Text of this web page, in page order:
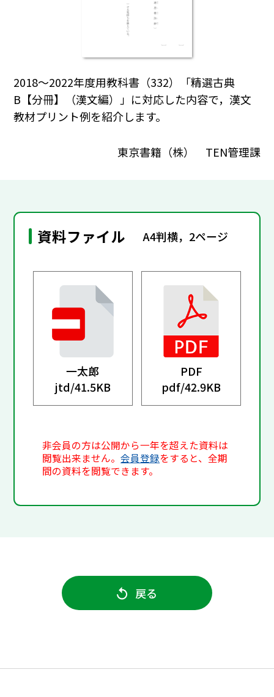
2018～2022年度用教科書（332）「精選古典
B【分冊】（漢文編）」に対応した内容で，漢文
教材プリント例を紹介します。
東京書籍（株） TEN管理課
資料ファイル A4判横，2ページ
一太郎
jtd/41.5KB
PDF
pdf/42.9KB
非会員の方は公開から一年を超えた資料は
閲覧出来ません。会員登録をすると、全期
間の資料を閲覧できます。
戻る